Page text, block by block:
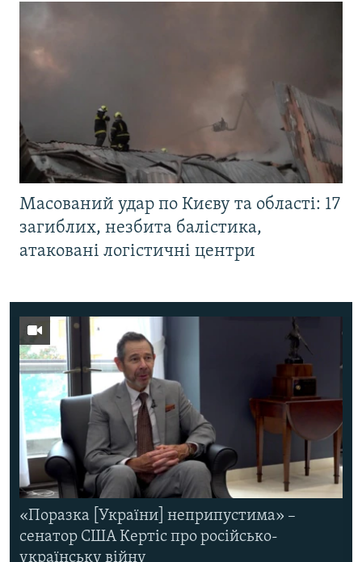
Масований удар по Києву та області: 17
загиблих, незбита балістика,
атаковані логістичні центри
«Поразка [України] неприпустима» –
сенатор США Кертіс про російсько-
українську війну